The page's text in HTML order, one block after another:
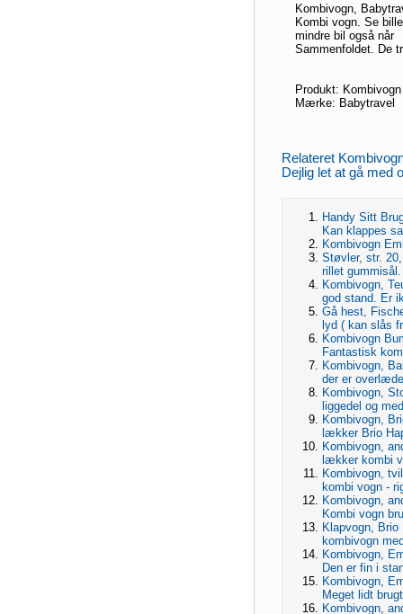
Kombivogn,
Kombi vogn. Se
mindre bil også når
Sammenfoldet. De
Produkt: Kombivogn
Mærke: Babytravel
Relateret
Dejlig let at gå med
Handy Sitt
Kan klappes
Kombivogn
Støvler, str.
rillet
Kombivogn,
god stand. Er
Gå hest,
lyd ( kan slås
Kombivogn
Fantastisk
Kombivogn,
der er
Kombivogn,
liggedel og
Kombivogn,
lækker Brio
Kombivogn,
lækker kombi
Kombivogn,
kombi vogn -
Kombivogn,
Kombi vogn
Klapvogn,
kombivogn
Kombivogn,
Den er fin i
Kombivogn,
Meget lidt
Kombivogn,